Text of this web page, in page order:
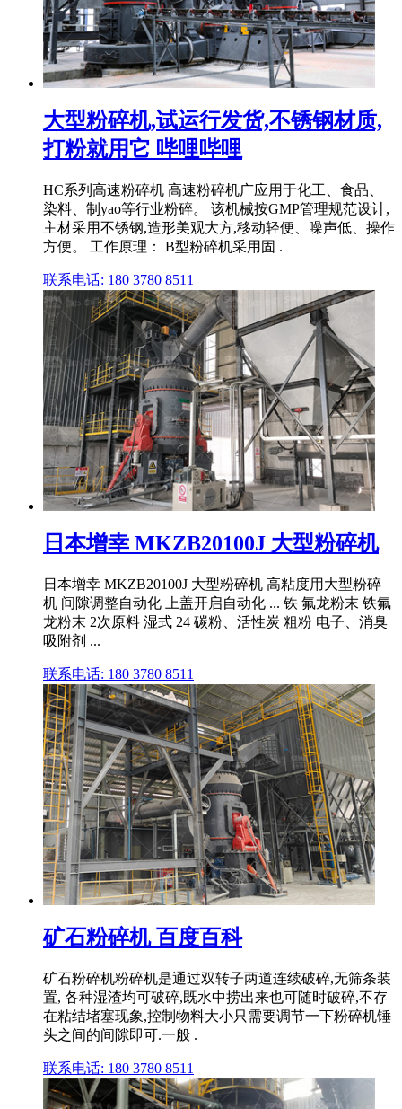
大型粉碎机,试运行发货,不锈钢材质,
打粉就用它 哔哩哔哩
HC系列高速粉碎机 高速粉碎机广应用于化工、食品、
染料、制yao等行业粉碎。 该机械按GMP管理规范设计,
主材采用不锈钢,造形美观大方,移动轻便、噪声低、操作
方便。 工作原理： B型粉碎机采用固 .
联系电话: 180 3780 8511
日本增幸 MKZB20100J 大型粉碎机
日本增幸 MKZB20100J 大型粉碎机 高粘度用大型粉碎
机 间隙调整自动化 上盖开启自动化 ... 铁 氟龙粉末 铁氟
龙粉末 2次原料 湿式 24 碳粉、活性炭 粗粉 电子、消臭
吸附剂 ...
联系电话: 180 3780 8511
矿石粉碎机 百度百科
矿石粉碎机粉碎机是通过双转子两道连续破碎,无筛条装
置, 各种湿渣均可破碎,既水中捞出来也可随时破碎,不存
在粘结堵塞现象,控制物料大小只需要调节一下粉碎机锤
头之间的间隙即可.一般 .
联系电话: 180 3780 8511